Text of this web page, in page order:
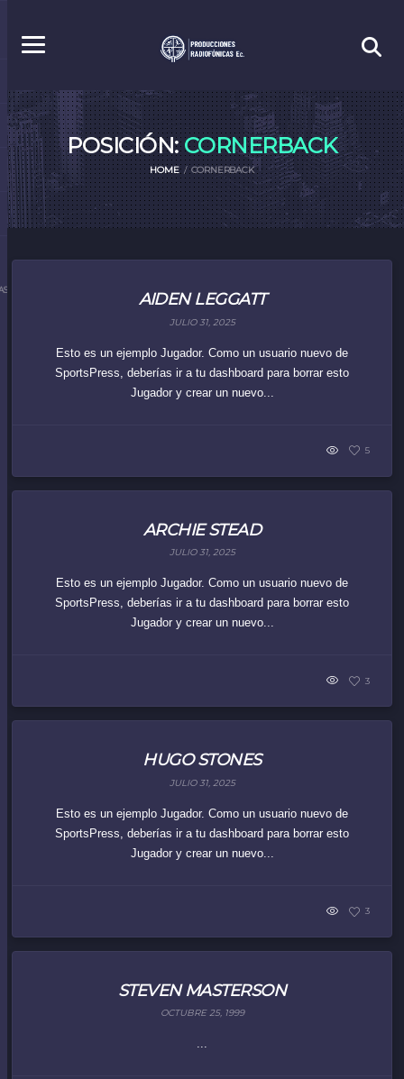
POSICIÓN:CORNERBACK
HOME CORNERBACK
AIDEN LEGGATT
JULIO 31, 2025
Esto es un ejemplo Jugador. Como un usuario nuevo de
SportsPress, deberías ir a tu dashboard para borrar esto
Jugador y crear un nuevo...
5
ARCHIE STEAD
JULIO 31, 2025
Esto es un ejemplo Jugador. Como un usuario nuevo de
SportsPress, deberías ir a tu dashboard para borrar esto
Jugador y crear un nuevo...
3
HUGO STONES
JULIO 31, 2025
Esto es un ejemplo Jugador. Como un usuario nuevo de
SportsPress, deberías ir a tu dashboard para borrar esto
Jugador y crear un nuevo...
3
STEVEN MASTERSON
OCTUBRE 25, 1999
...